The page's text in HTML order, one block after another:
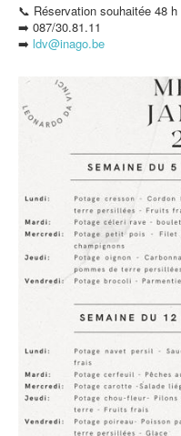
📞 Réservation souhaitée 48 h
➡️ 087/30.81.11
➡️ ldv@inago.be